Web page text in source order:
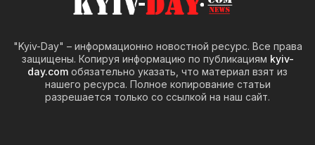
"Kyiv-Day" – информационно новостной ресурс. Все права
защищены. Копируя информацию по публикациям kyiv-
day.com обязательно указать, что материал взят из
нашего ресурса. Полное копирование статьи
разрешается только со ссылкой на наш сайт.